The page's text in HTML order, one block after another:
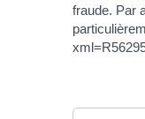
fraude. Par